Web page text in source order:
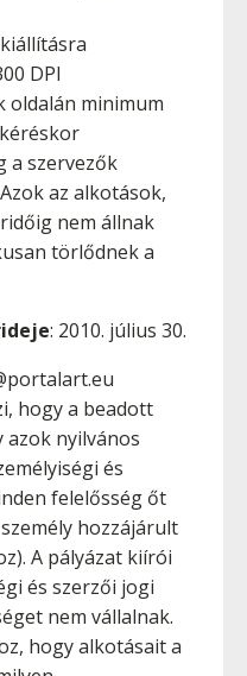
DPI
oldalán minimum
a szervezők
az alkotások,
nem állnak
törlődnek a
: 2010. július 30.
hogy a beadott
azok nyilvános
és
felelősség őt
hozzájárult
A pályázat kiírói
és szerzői jogi
nem vállalnak.
hogy alkotásait a